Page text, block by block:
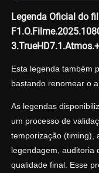
Legenda Oficial do
Esta legenda também
bastando renomear o
As legendas
um processo de
temporização (timing),
legendagem, auditoria
qualidade final. Esse